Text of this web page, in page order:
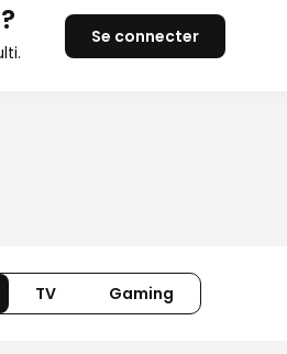
Se connecter
TV Gaming